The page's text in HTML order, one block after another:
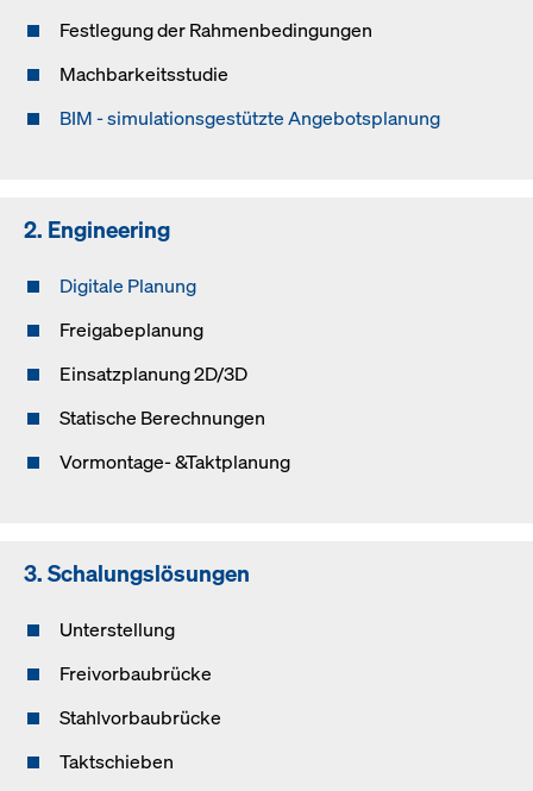
Festlegung der Rahmenbedingungen
Machbarkeitsstudie
BIM - simulationsgestützte Angebotsplanung
2. Engineering
Digitale Planung
Freigabeplanung
Einsatzplanung 2D/3D
Statische Berechnungen
Vormontage- &Taktplanung
3. Schalungslösungen
Unterstellung
Freivorbaubrücke
Stahlvorbaubrücke
Taktschieben